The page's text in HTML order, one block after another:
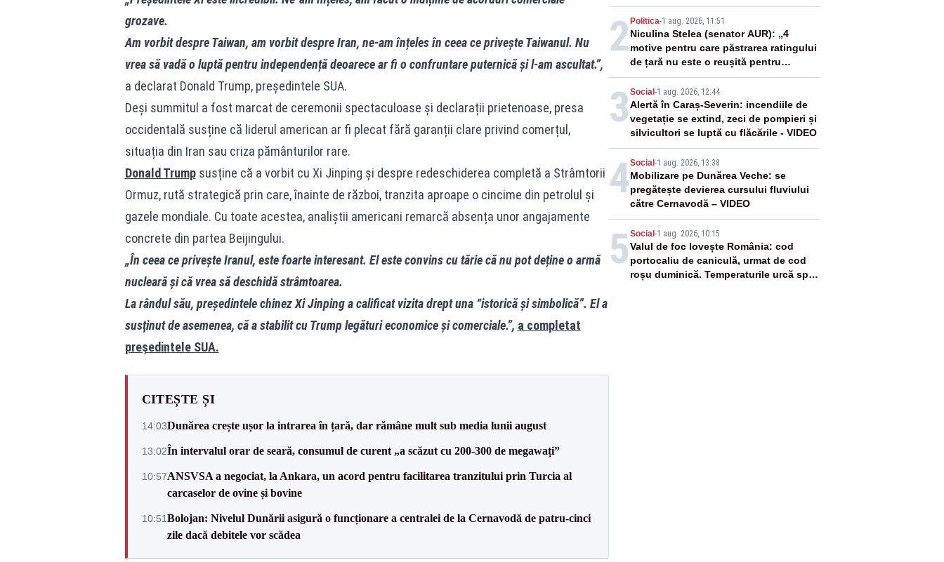
grozave.
Am vorbit despre Taiwan, am vorbit despre Iran, ne-am înțeles în ceea ce privește Taiwanul. Nu
vrea să vadă o luptă pentru independență deoarece ar fi o confruntare puternică și l-am ascultat.”,
a declarat Donald Trump, președintele SUA.
Deși summitul a fost marcat de ceremonii spectaculoase și declarații prietenoase, presa
occidentală susține că liderul american ar fi plecat fără garanții clare privind comerțul,
situația din Iran sau criza pământurilor rare.
Donald Trumpsusține că a vorbit cu Xi Jinping și despre redeschiderea completă a Strâmtorii
Ormuz, rută strategică prin care, înainte de război, tranzita aproape o cincime din petrolul și
gazele mondiale. Cu toate acestea, analiștii americani remarcă absența unor angajamente
concrete din partea Beijingului.
„În ceea ce privește Iranul, este foarte interesant. El este convins cu tărie că nu pot deține o armă
nucleară și că vrea să deschidă strâmtoarea.
La rândul său, preşedintele chinez Xi Jinping a calificat vizita drept una “istorică şi simbolică”. El a
susţinut de asemenea, că a stabilit cu Trump legături economice şi comerciale.”, a completat
președintele SUA.
CITEȘTE ȘI
14:03Dunărea crește ușor la intrarea în țară, dar rămâne mult sub media lunii august
13:02În intervalul orar de seară, consumul de curent „a scăzut cu 200-300 de megawați”
10:57ANSVSA a negociat, la Ankara, un acord pentru facilitarea tranzitului prin Turcia al
carcaselor de ovine și bovine
10:51Bolojan: Nivelul Dunării asigură o funcționare a centralei de la Cernavodă de patru-cinci
zile dacă debitele vor scădea
2Politica-1 aug. 2026, 11:51
Niculina Stelea (senator AUR): „4
motive pentru care păstrarea ratingului
de țară nu este o reușită pentru
Guvernul Bolojan”
3 Social-1 aug. 2026, 12:44
Alertă în Caraș-Severin: incendiile de
vegetație se extind, zeci de pompieri și
silvicultori se luptă cu flăcările - VIDEO
4Social-1 aug. 2026, 13:38
Mobilizare pe Dunărea Veche: se
pregătește devierea cursului fluviului
către Cernavodă – VIDEO
5 Social-1 aug. 2026, 10:15
Valul de foc lovește România: cod
portocaliu de caniculă, urmat de cod
roșu duminică. Temperaturile urcă spre